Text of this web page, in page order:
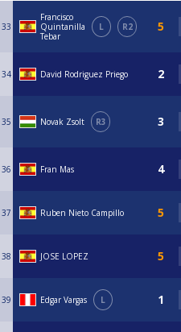
33
Francisco
Quintanilla
Tebar
L R2
34 David Rodriguez Priego
35 Novak Zsolt R3
36 Fran Mas
37 Ruben Nieto Campillo
38 JOSE LOPEZ
39 Edgar Vargas L